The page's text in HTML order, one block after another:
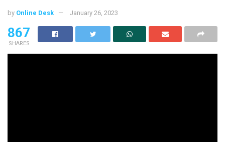
by Online Desk January 26, 2023
867
SHARES